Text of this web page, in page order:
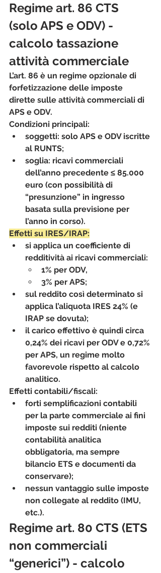
Regime art. 86 CTS
(solo APS e ODV) -
calcolo tassazione
attività commerciale
L’art. 86 è un regime opzionale di
forfetizzazione delle imposte
dirette sulle attività commerciali di
APS e ODV.
Condizioni principali:
soggetti: solo APS e ODV iscritte
al RUNTS;
soglia: ricavi commerciali
dell’anno precedente ≤ 85.000
euro (con possibilità di
“presunzione” in ingresso
basata sulla previsione per
l’anno in corso).
Effetti su IRES/IRAP:
si applica un coefficiente di
redditività ai ricavi commerciali:
1% per ODV,
3% per APS;
sul reddito così determinato si
applica l’aliquota IRES 24% (e
IRAP se dovuta);
il carico effettivo è quindi circa
0,24% dei ricavi per ODV e 0,72%
per APS, un regime molto
favorevole rispetto al calcolo
analitico.​
Effetti contabili/fiscali:
forti semplificazioni contabili
per la parte commerciale ai fini
imposte sui redditi (niente
contabilità analitica
obbligatoria, ma sempre
bilancio ETS e documenti da
conservare);
nessun vantaggio sulle imposte
non collegate al reddito (IMU,
etc.).
Regime art. 80 CTS (ETS
non commerciali
“generici”) - calcolo